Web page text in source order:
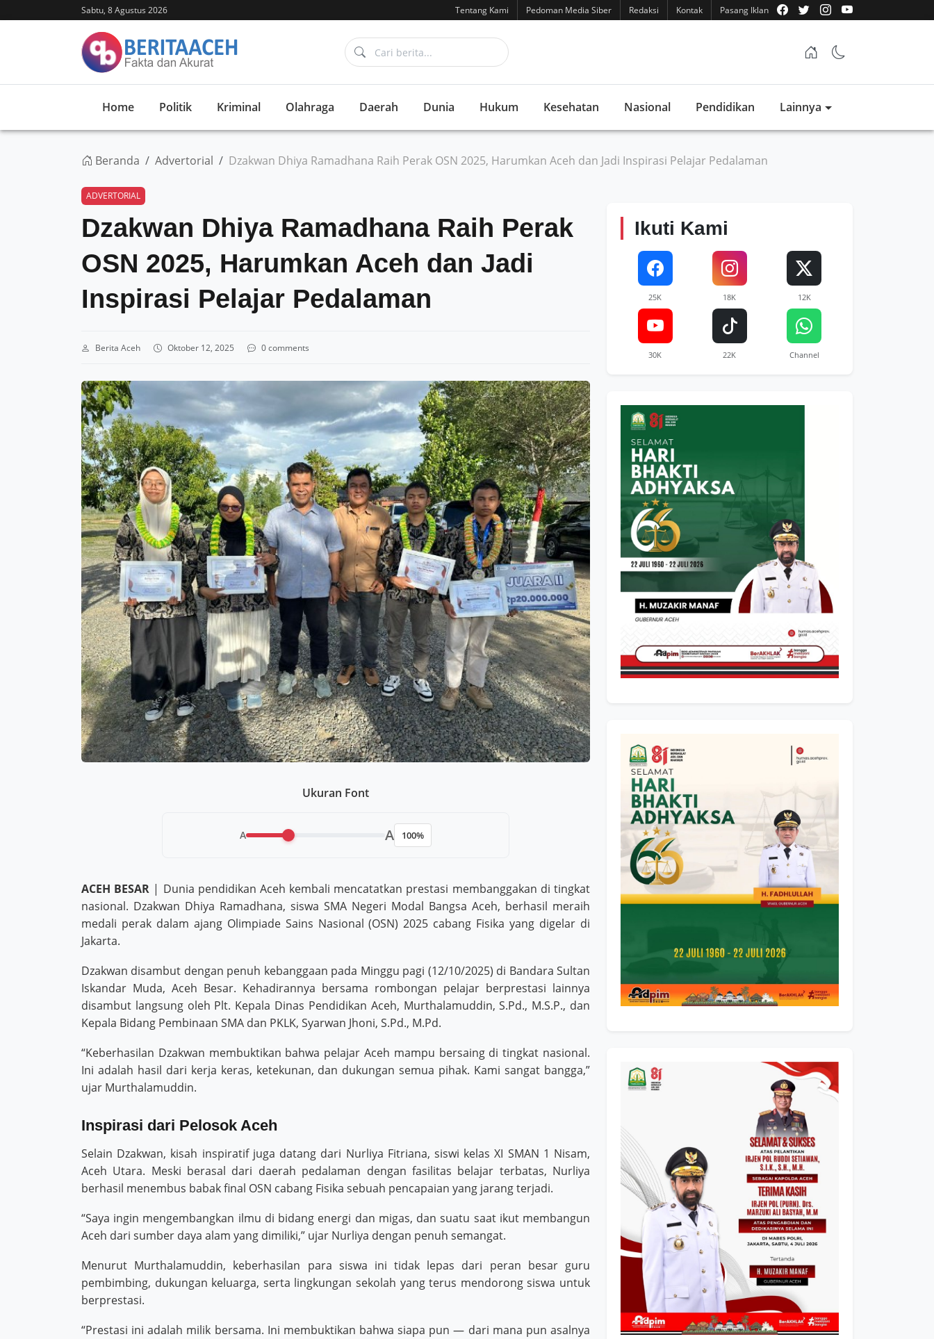
Sabtu, 8 Agustus 2026 Tentang Kami Pedoman Media Siber Redaksi Kontak Pasang Iklan
Home Politik Kriminal Olahraga Daerah Dunia Hukum Kesehatan Nasional Pendidikan Lainnya
Beranda Advertorial Dzakwan Dhiya Ramadhana Raih Perak OSN 2025, Harumkan Aceh dan Jadi Inspirasi Pelajar Pedalaman
ADVERTORIAL
Dzakwan Dhiya Ramadhana Raih Perak
OSN 2025, Harumkan Aceh dan Jadi
Inspirasi Pelajar Pedalaman
Berita Aceh Oktober 12, 2025 0 comments
Ukuran Font
A A 100%
ACEH BESAR | Dunia pendidikan Aceh kembali mencatatkan prestasi membanggakan di tingkat
nasional. Dzakwan Dhiya Ramadhana, siswa SMA Negeri Modal Bangsa Aceh, berhasil meraih
medali perak dalam ajang Olimpiade Sains Nasional (OSN) 2025 cabang Fisika yang digelar di
Jakarta.
Dzakwan disambut dengan penuh kebanggaan pada Minggu pagi (12/10/2025) di Bandara Sultan
Iskandar Muda, Aceh Besar. Kehadirannya bersama rombongan pelajar berprestasi lainnya
disambut langsung oleh Plt. Kepala Dinas Pendidikan Aceh, Murthalamuddin, S.Pd., M.S.P., dan
Kepala Bidang Pembinaan SMA dan PKLK, Syarwan Jhoni, S.Pd., M.Pd.
“Keberhasilan Dzakwan membuktikan bahwa pelajar Aceh mampu bersaing di tingkat nasional.
Ini adalah hasil dari kerja keras, ketekunan, dan dukungan semua pihak. Kami sangat bangga,”
ujar Murthalamuddin.
Inspirasi dari Pelosok Aceh
Selain Dzakwan, kisah inspiratif juga datang dari Nurliya Fitriana, siswi kelas XI SMAN 1 Nisam,
Aceh Utara. Meski berasal dari daerah pedalaman dengan fasilitas belajar terbatas, Nurliya
berhasil menembus babak final OSN cabang Fisika sebuah pencapaian yang jarang terjadi.
“Saya ingin mengembangkan ilmu di bidang energi dan migas, dan suatu saat ikut membangun
Aceh dari sumber daya alam yang dimiliki,” ujar Nurliya dengan penuh semangat.
Menurut Murthalamuddin, keberhasilan para siswa ini tidak lepas dari peran besar guru
pembimbing, dukungan keluarga, serta lingkungan sekolah yang terus mendorong siswa untuk
berprestasi.
“Prestasi ini adalah milik bersama. Ini membuktikan bahwa siapa pun — dari mana pun asalnya
Ikuti Kami
25K 18K 12K
30K 22K Channel